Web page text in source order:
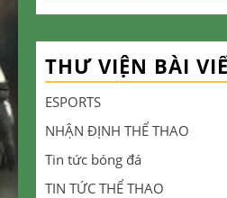
THƯ VIỆN BÀI
ESPORTS
NHẬN ĐỊNH THỂ THAO
Tin tức bóng đá
TIN TỨC THỂ THAO